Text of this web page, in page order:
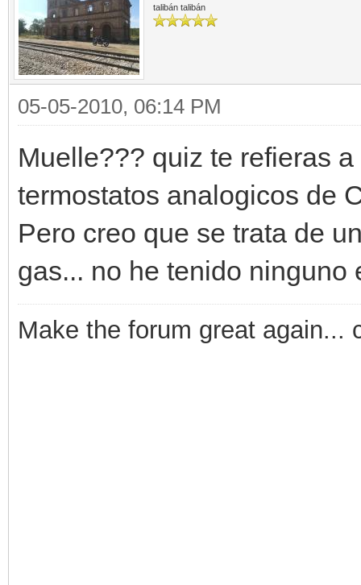
talibán talibán
05-05-2010, 06:14 PM
Muelle??? quiz te refieras
termostatos analogicos de
Pero creo que se trata de
gas... no he tenido ninguno
Make the forum great again...